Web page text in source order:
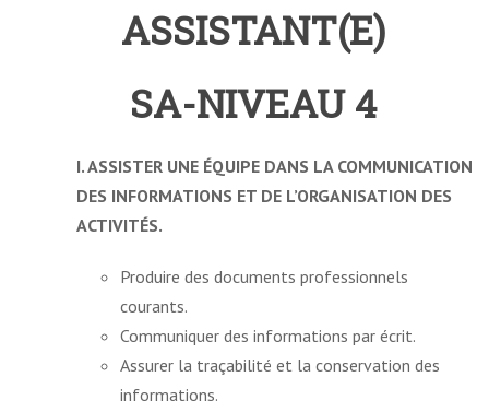
ASSISTANT(E)
SA-NIVEAU 4
I. ASSISTER UNE ÉQUIPE DANS LA COMMUNICATION
DES INFORMATIONS ET DE L’ORGANISATION DES
ACTIVITÉS.
Produire des documents professionnels
courants.
Communiquer des informations par écrit.
Assurer la traçabilité et la conservation des
informations.